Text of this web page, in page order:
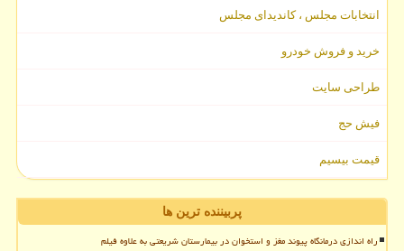
انتخابات مجلس ، کاندیدای مجلس
خرید و فروش خودرو
طراحی سایت
فیش حج
قیمت بیسیم
پربیننده ترین ها
راه اندازی درمانگاه پیوند مغز و استخوان در بیمارستان شریعتی به علاوه فیلم